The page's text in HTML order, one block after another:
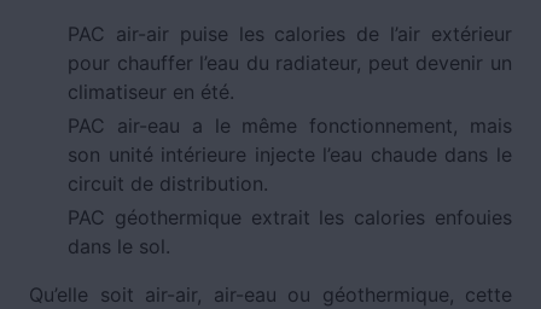
PAC air-air puise les calories de l’air extérieur
pour chauffer l’eau du radiateur, peut devenir un
climatiseur en été.
PAC air-eau a le même fonctionnement, mais
son unité intérieure injecte l’eau chaude dans le
circuit de distribution.
PAC géothermique extrait les calories enfouies
dans le sol.
Qu’elle soit air-air, air-eau ou géothermique, cette